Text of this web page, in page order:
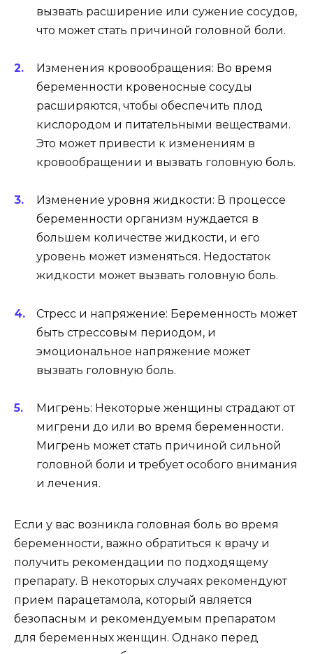
вызвать расширение или сужение сосудов,
что может стать причиной головной боли.
Изменения кровообращения: Во время
беременности кровеносные сосуды
расширяются, чтобы обеспечить плод
кислородом и питательными веществами.
Это может привести к изменениям в
кровообращении и вызвать головную боль.
Изменение уровня жидкости: В процессе
беременности организм нуждается в
большем количестве жидкости, и его
уровень может изменяться. Недостаток
жидкости может вызвать головную боль.
Стресс и напряжение: Беременность может
быть стрессовым периодом, и
эмоциональное напряжение может
вызвать головную боль.
Мигрень: Некоторые женщины страдают от
мигрени до или во время беременности.
Мигрень может стать причиной сильной
головной боли и требует особого внимания
и лечения.
Если у вас возникла головная боль во время
беременности, важно обратиться к врачу и
получить рекомендации по подходящему
препарату. В некоторых случаях рекомендуют
прием парацетамола, который является
безопасным и рекомендуемым препаратом
для беременных женщин. Однако перед